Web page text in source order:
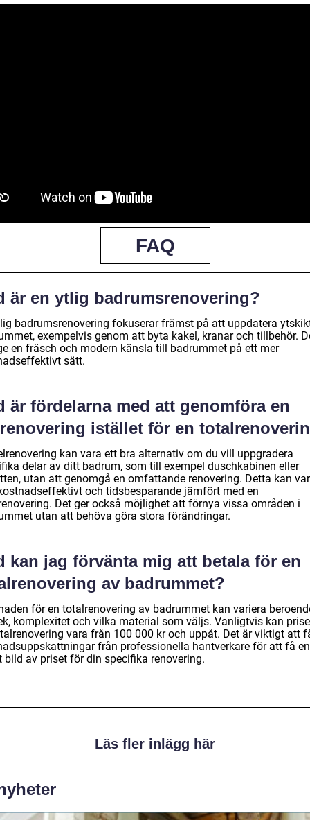
FAQ
är en ytlig badrumsrenovering?
badrumsrenovering fokuserar främst på att uppdatera
exempelvis genom att byta kakel, kranar och tillbehör.
en fräsch och modern känsla till badrummet på ett mer
sätt.
är fördelarna med att genomföra en
istället för en
kan vara ett bra alternativ om du vill uppgradera
delar av ditt badrum, som till exempel duschkabinen eller
utan att genomgå en omfattande renovering. Detta kan
och tidsbesparande jämfört med en
Det ger också möjlighet att förnya vissa områden i
utan att behöva göra stora förändringar.
kan jag förvänta mig att betala för en
av badrummet?
för en totalrenovering av badrummet kan variera
komplexitet och vilka material som väljs. Vanligtvis kan
vara från 100 000 kr och uppåt. Det är viktigt att
från professionella hantverkare för att få
bild av priset för din specifika renovering.
Läs fler inlägg här